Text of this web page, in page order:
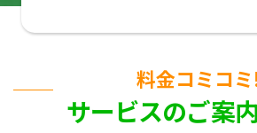
料金コミコ
サービスのご案